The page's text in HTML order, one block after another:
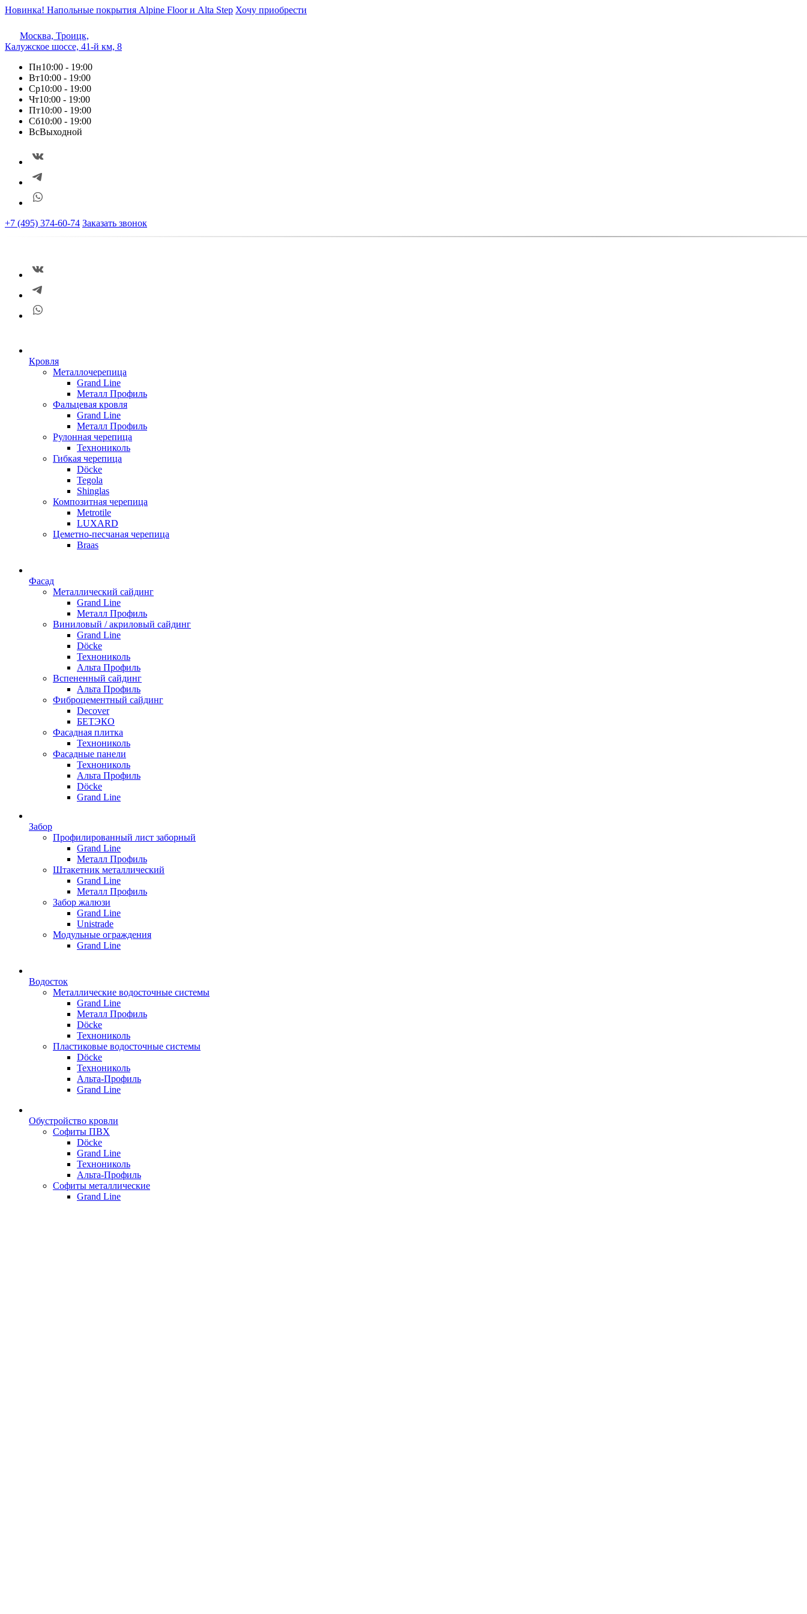
Новинка! Напольные покрытия Alpine Floor и Alta Step Хочу приобрести
Москва, Троицк,
Калужское шоссе, 41-й км, 8
Пн10:00 - 19:00
Вт10:00 - 19:00
Ср10:00 - 19:00
Чт10:00 - 19:00
Пт10:00 - 19:00
Сб10:00 - 19:00
ВсВыходной
+7 (495) 374-60-74 Заказать звонок
Кровля
Металлочерепица
Grand Line
Металл Профиль
Фальцевая кровля
Grand Line
Металл Профиль
Рулонная черепица
Технониколь
Гибкая черепица
Döсkе
Tegola
Shinglas
Композитная черепица
Metrotile
LUXARD
Цеметно-песчаная черепица
Braas
Фасад
Металлический сайдинг
Grand Line
Металл Профиль
Виниловый / акриловый сайдинг
Grand Line
Döсkе
Технониколь
Альта Профиль
Вспененный сайдинг
Альта Профиль
Фиброцементный сайдинг
Decover
БЕТЭКО
Фасадная плитка
Технониколь
Фасадные панели
Технониколь
Альта Профиль
Döсkе
Grand Line
Забор
Профилированный лист заборный
Grand Line
Металл Профиль
Штакетник металлический
Grand Line
Металл Профиль
Забор жалюзи
Grand Line
Unistrade
Модульные ограждения
Grand Line
Водосток
Металлические водосточные системы
Grand Line
Металл Профиль
Döсkе
Технониколь
Пластиковые водосточные системы
Döcke
Технониколь
Альта-Профиль
Grand Line
Обустройство кровли
Софиты ПВХ
Döcke
Grand Line
Технониколь
Альта-Профиль
Софиты металлические
Grand Line